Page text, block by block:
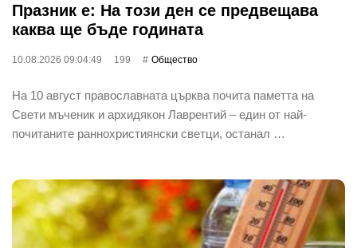
Празник е: На този ден се предвещава
каква ще бъде годината
10.08.2026 09:04:49 199 Общество
На 10 август православната църква почита паметта на
Свети мъченик и архидякон Лаврентий – един от най-
почитаните раннохристиянски светци, останал …